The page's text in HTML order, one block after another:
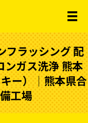
メ
フラッシング 配
ンガス洗浄 熊本
キー）│熊本県合
工場